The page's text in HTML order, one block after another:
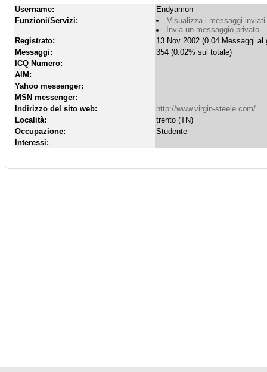
Username:
Endyamon
Funzioni/Servizi:
Visualizza i messaggi
Invia un messaggio privato
Registrato:
13 Nov 2002 (0.04 Messaggi al
Messaggi:
354 (0.02% sul totale)
ICQ Numero:
AIM:
Yahoo messenger:
MSN messenger:
Indirizzo del sito web:
http://www.virgin-steele.com/
Località:
trento (TN)
Occupazione:
Studente
Interessi: